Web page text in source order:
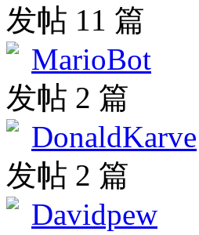
发帖 11 篇
MarioBot
发帖 2 篇
DonaldKarve
发帖 2 篇
Davidpew